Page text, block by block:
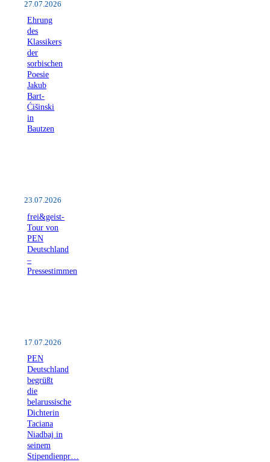
27.07.2026
Ehrung
des
Klassikers
der
sorbischen
Poesie
Jakub
Bart-
Ćišinski
in
Bautzen
23.07.2026
frei&geist-
Tour von
PEN
Deutschland
–
Pressestimmen
17.07.2026
PEN
Deutschland
begrüßt
die
belarussische
Dichterin
Taciana
Niadbaj in
seinem
Stipendienpr…